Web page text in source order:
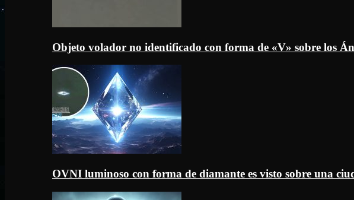
Objeto volador no identificado con forma de «V» sobre los
OVNI luminoso con forma de diamante es visto sobre una